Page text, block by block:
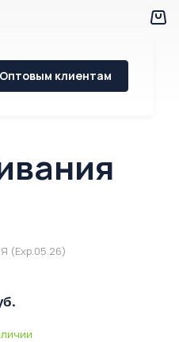
Оптовым клиентам
(Exp.05.26)